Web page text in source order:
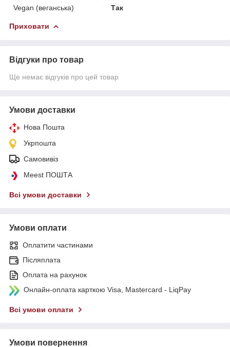
Vegan (веганська) Так
Приховати
Відгуки про товар
Ще немає відгуків про цей товар
Умови доставки
Нова Пошта
Укрпошта
Самовивіз
Meest ПОШТА
Всі умови доставки
Умови оплати
Оплатити частинами
Післяплата
Оплата на рахунок
Онлайн-оплата карткою Visa, Mastercard - LiqPay
Всі умови оплати
Умови повернення